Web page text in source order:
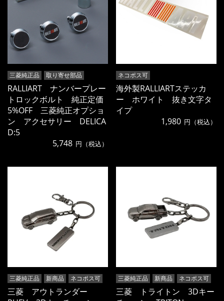
三菱純正品 取り寄せ部品
RALLIART ナンバープレー
トロックボルト 純正定価
5%OFF 三菱純正オプショ
ン アクセサリー DELICA
D:5
5,748 円（税込）
ネコポス可
海外製RALLIARTステッカ
ー ホワイト 抜き文字タ
イプ
1,980 円（税込）
三菱純正品 新商品 ネコポス可
三菱 アウトランダー
三菱純正品 新商品 ネコポス可
三菱 トライトン 3Dキー